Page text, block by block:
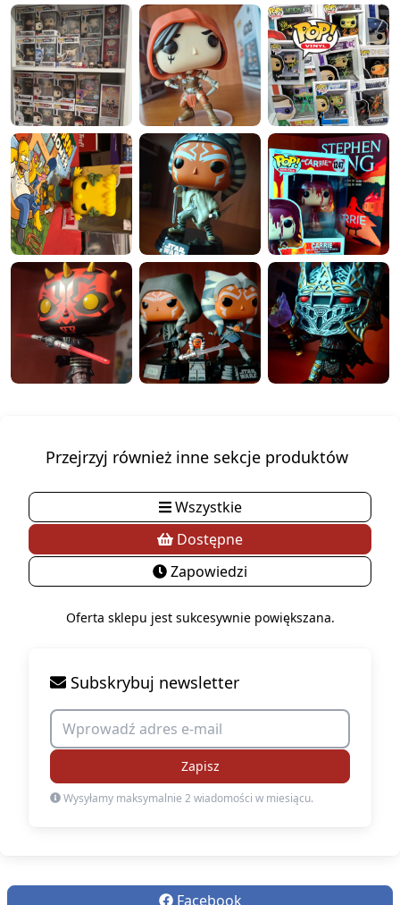
Przejrzyj również inne sekcje produktów
Wszystkie
Dostępne
Zapowiedzi
Oferta sklepu jest sukcesywnie powiększana.
Subskrybuj newsletter
Zapisz
Wysyłamy maksymalnie 2 wiadomości w miesiącu.
Facebook